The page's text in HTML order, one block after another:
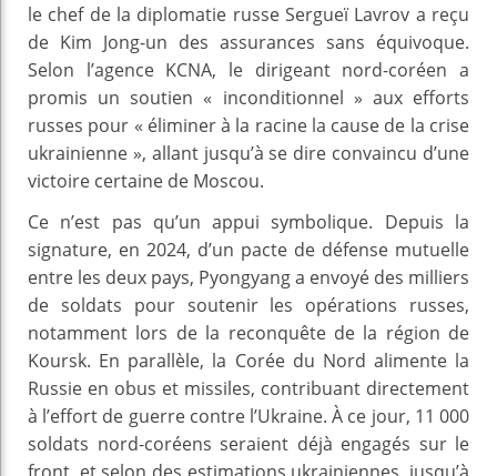
le chef de la diplomatie russe Sergueï Lavrov a reçu
de Kim Jong-un des assurances sans équivoque.
Selon l’agence KCNA, le dirigeant nord-coréen a
promis un soutien « inconditionnel » aux efforts
russes pour « éliminer à la racine la cause de la crise
ukrainienne », allant jusqu’à se dire convaincu d’une
victoire certaine de Moscou.
Ce n’est pas qu’un appui symbolique. Depuis la
signature, en 2024, d’un pacte de défense mutuelle
entre les deux pays, Pyongyang a envoyé des milliers
de soldats pour soutenir les opérations russes,
notamment lors de la reconquête de la région de
Koursk. En parallèle, la Corée du Nord alimente la
Russie en obus et missiles, contribuant directement
à l’effort de guerre contre l’Ukraine. À ce jour, 11 000
soldats nord-coréens seraient déjà engagés sur le